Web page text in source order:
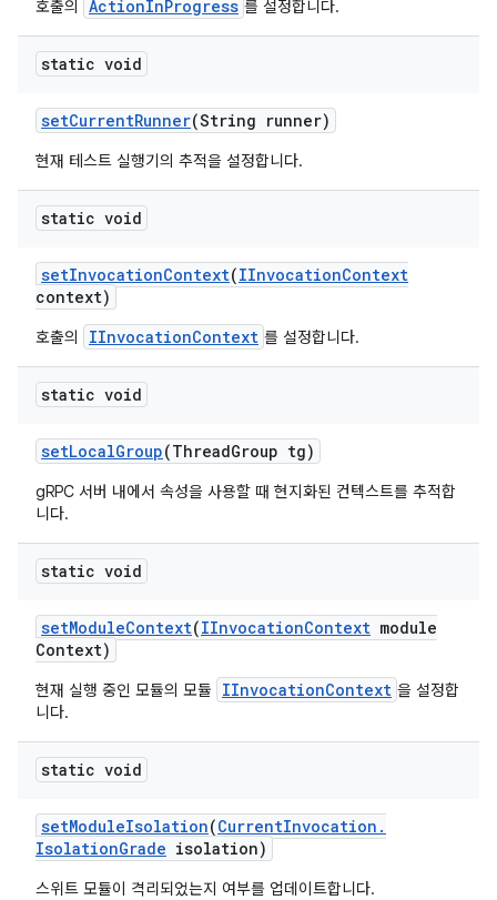
호출의 ActionInProgress 를 설정합니다.
static void
setCurrentRunner(String runner)
현재 테스트 실행기의 추적을 설정합니다.
static void
setInvocationContext(IInvocationContext
context)
호출의 IInvocationContext 를 설정합니다.
static void
setLocalGroup(ThreadGroup tg)
gRPC 서버 내에서 속성을 사용할 때 현지화된 컨텍스트를 추적합
니다.
static void
setModuleContext(IInvocationContext module
Context)
현재 실행 중인 모듈의 모듈 IInvocationContext 을 설정합
니다.
static void
setModuleIsolation(CurrentInvocation .
IsolationGrade isolation)
스위트 모듈이 격리되었는지 여부를 업데이트합니다.